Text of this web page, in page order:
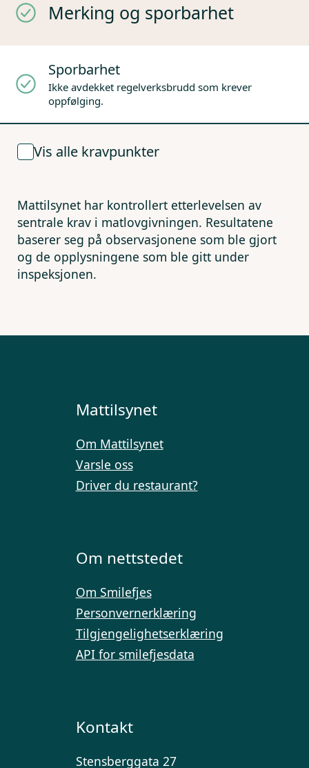
Merking og sporbarhet
Sporbarhet
Ikke avdekket regelverksbrudd som krever
oppfølging.
Vis alle kravpunkter
Mattilsynet har kontrollert etterlevelsen av
sentrale krav i matlovgivningen. Resultatene
baserer seg på observasjonene som ble gjort
og de opplysningene som ble gitt under
inspeksjonen.
Mattilsynet
Om Mattilsynet
Varsle oss
Driver du restaurant?
Om nettstedet
Om Smilefjes
Personvernerklæring
Tilgjengelighetserklæring
API for smilefjesdata
Kontakt
Stensberggata 27